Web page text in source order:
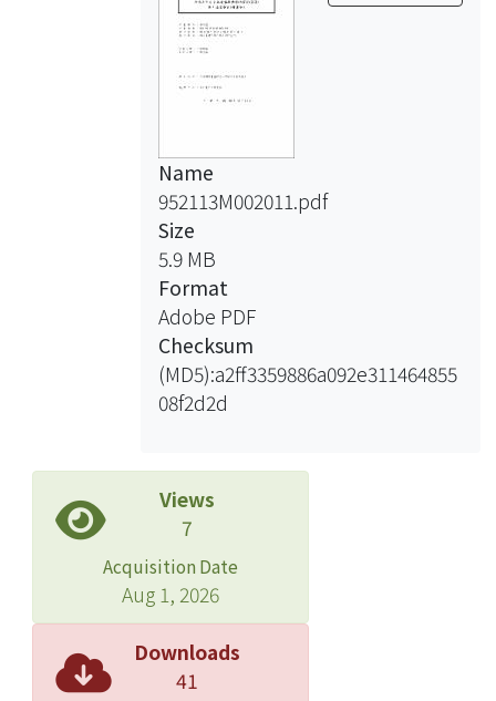
Name
952113M002011.pdf
Size
5.9 MB
Format
Adobe PDF
Checksum
(MD5):a2ff3359886a092e311464855
08f2d2d
Views
7
Acquisition Date
Aug 1, 2026
Downloads
41